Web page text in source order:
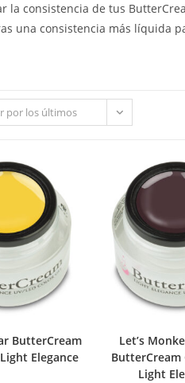
consistencia de tus
una consistencia más líquida
por los últimos
ButterCream
Elegance
Let’s
ButterCream
Light